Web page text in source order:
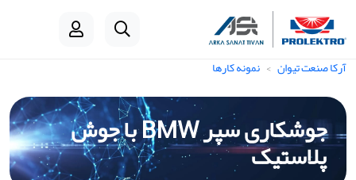
آرکا صنعت تیوان نمونه کارها
جوشکاری سپر BMW با جوش
پلاستیک